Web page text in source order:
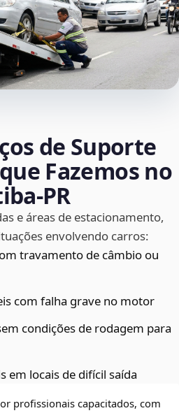
de Suporte
Fazemos no
e áreas de estacionamento,
envolvendo carros:
travamento de câmbio ou
com falha grave no motor
condições de rodagem para
em locais de difícil saída
profissionais capacitados, com